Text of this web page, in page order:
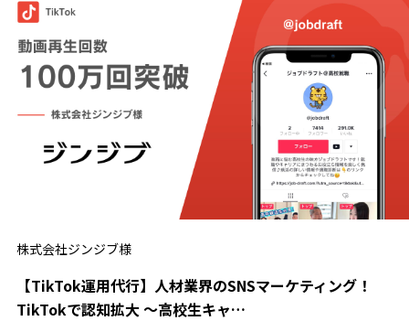
株式会社ジンジブ様
【TikTok運用代行】人材業界のSNSマーケティング！
TikTokで認知拡大 ～高校生キャ…